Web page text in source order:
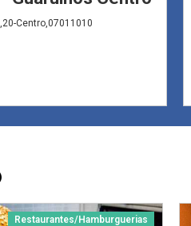
Centro,07011010
Restaurantes/Hamburguerias